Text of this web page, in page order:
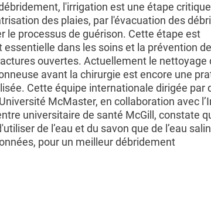
l'irrigation est une étape
des plaies, par l'évacuation des
le processus de guérison. Cette étape est
dans les soins et la prévention
ouvertes. Actuellement le nettoyage
avant la chirurgie est encore une
Cette équipe internationale dirigée par
McMaster, en collaboration avec
universitaire de santé McGill, constate
de l’eau et du savon que de l’eau
pour un meilleur débridement